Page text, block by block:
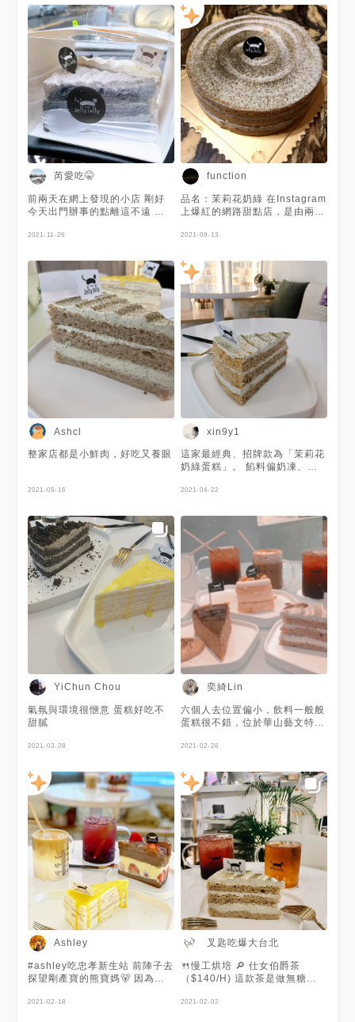
的時候，突然發現蘇打綠的青峰
居然在內場整理🤔 所以這家可
能是他開的或者有投資
芮愛吃🤫
前兩天在網上發現的小店 剛好
今天出門辦事的點離這不遠 所
啡☕️ 🔸茉莉花奶綠蛋糕 🔸黑金
雖然空間不大 但人不多的時候
感覺挺舒適的 來說說甜點～ 蛋
糕體濕潤口感鬆軟 內餡香氣很
足 鮮奶油清爽不膩 整體起來的
甜度不會太高 茉莉花奶綠一入
口的茉莉花茶香很濃郁 內層夾
了奶凍 很好的融合了奶&茶香
黑金芝麻灑上芝麻粉後增加了香
氣的層次 甜度上稍稍比茉莉花
奶綠再甜一點 (芝麻粉本身帶點
甜 可以不加 但是會少了點香氣
咖啡的部分似乎有添加酒精 蓋
過了整體的咖啡香 個人覺得有
點可惜 貼心帥氣的店員會詢問
飲料是不是要直接喝 如果沒有
還會幫你加一層防漏紙喔！ 清
————JellyJelly 慢工烘焙
街31-1號 ☎️ (02)2321-8391
⏰(三)～(日) / 12:00-19:00 (例
假日內用限2小時) 💰✔️現金
2021-11-26
function
品名：茉莉花奶綠 在Instagram
上爆紅的網路甜點店，是由兩位
後來總算有實體店面囉，適合網
是挑戰店內招牌-茉莉花奶綠，
蛋糕上面是綠茶鮮奶油，灑上茉
莉花花瓣點綴，中間夾著綠茶奶
酪，蛋糕體是偏濕潤的那種，整
體而言吃起來蠻清爽好吃的，不
會膩口，不太有罪惡感 ----------
------------------------------- #臺
北 #忠孝新生 #臨沂街 #網美 #
蛋糕 #生日蛋糕 #茉莉花奶綠 #
茉莉花 #奶綠 #茶蛋糕 #函數 #
函數嘗蛋糕
2021-09-13
Ashcl
整家店都是小鮮肉，好吃又養眼
2021-05-16
xin9y1
這家最經典、招牌款為「茉莉花
奶綠蛋糕」。 餡料偏奶凍、果
完全沒有一絲甜膩的氣息。 如
糕。
2021-04-22
YiChun Chou
氣氛與環境很愜意 蛋糕好吃不
甜膩
2021-03-28
奕綺Lin
六個人去位置偏小，飲料一般般
蛋糕很不錯，位於華山藝文特區
太一樣
2021-02-26
Ashley
#ashley吃忠孝新生站 前陣子去
探望剛產寶的熊寶媽🐻 因為現
屬進入 我們就約在月中附近的
2021-02-18
叉匙吃爆大台北
🍴慢工烘培 🔎 仕女伯爵茶
（$140/H) 這款茶是做無糖
香，喝起來有淡淡的水果味，有
2021-02-02